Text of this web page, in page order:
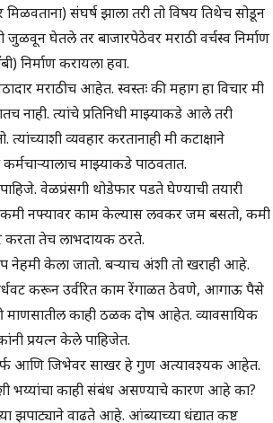
संघर्ष झाला तरी तो विषय तिथेच सोडून
घेतले तर बाजारपेठेवर मराठी वर्चस्व निर्माण
निर्माण करायला हवा.
मराठीच आहेत. स्वस्तः की महाग हा विचार मी
नाही. त्यांचे प्रतिनिधी माझ्याकडे आले तरी
त्यांच्याशी व्यवहार करतानाही मी कटाक्षाने
माझ्याकडे पाठवतात.
वेळप्रंसगी थोडेफार पडते घेण्याची तयारी
कमी नफ्यावर काम केल्यास लवकर जम बसतो, कमी
करता तेच लाभदायक ठरते.
नेहमी केला जातो. बऱ्याच अंशी तो खराही आहे.
करून उर्वरित काम रेंगाळत ठेवणे, आगाऊ पैसे
काही ठळक दोष आहेत. व्यावसायिक
प्रयत्न केले पाहिजेत.
बर्फ आणि जिभेवर साखर हे गुण अत्यावश्यक आहेत.
भय्यांचा काही संबंध असण्याचे कारण आहे का?
झपाट्याने वाढते आहे. आंब्याच्या धंद्यात कष्ट